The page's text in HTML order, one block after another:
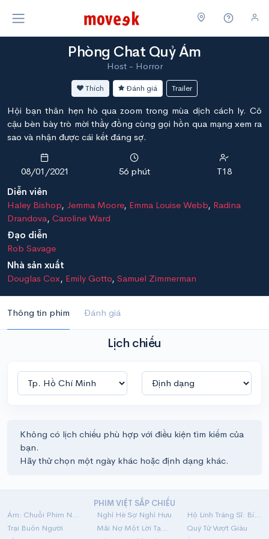
Phòng Chat Quỷ Ám
Host - Horror
Thích Đánh giá Trailer
Hội bạn thân hẹn hò qua zoom trong mùa dịch cách ly. Cô
cậu bèn bày trò mời thầy đồng cùng gọi hồn qua mạng xem ra
sao và nhận được cái kết đáng sợ.
08/01/2021 56 phút
T18
Diễn viên
Haley Bishop, Jemma Moore, Emma Louise Webb, Radina
Drandova, Caroline Ward
Đạo diễn
Rob Savage
Nhà sản xuất
Douglas Cox, Emily Gotto, Samuel Zimmerman
Thông tin phim Đánh giá
Lịch chiếu
Không có lịch chiếu phù hợp với điều kiện tìm kiếm của
bạn.
Hãy thử chọn một ngày khác hoặc định dạng khác.
PHIM VIỆT SẮP CHIẾU
Ám: Chuỗi Phim Ngắn Linh Dị
Nghỉ Hè Sợ Nghỉ Hưu
Hộ Linh Tráng Sĩ: Bí Ẩn Mộ Vua Đinh
Trại Buôn Người
Mãi Nợ Một Lời Tạm Biệt
Quý Tử Vượt Giàu